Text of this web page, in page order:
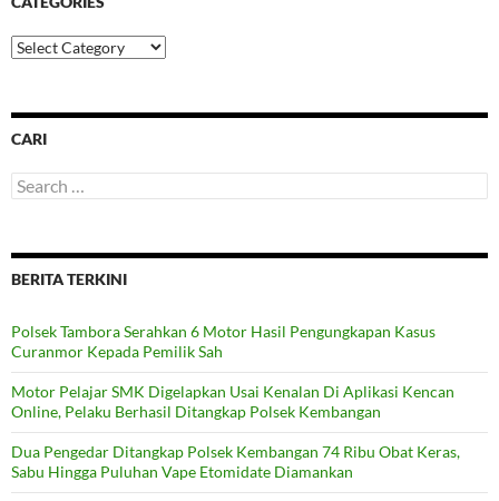
Categories
CARI
Search
for:
BERITA TERKINI
Polsek Tambora Serahkan 6 Motor Hasil Pengungkapan Kasus
Curanmor Kepada Pemilik Sah
Motor Pelajar SMK Digelapkan Usai Kenalan Di Aplikasi Kencan
Online, Pelaku Berhasil Ditangkap Polsek Kembangan
Dua Pengedar Ditangkap Polsek Kembangan 74 Ribu Obat Keras,
Sabu Hingga Puluhan Vape Etomidate Diamankan